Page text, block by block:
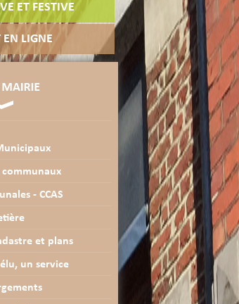
ET FESTIVE
LIGNE
communaux
- CCAS
et plans
un service